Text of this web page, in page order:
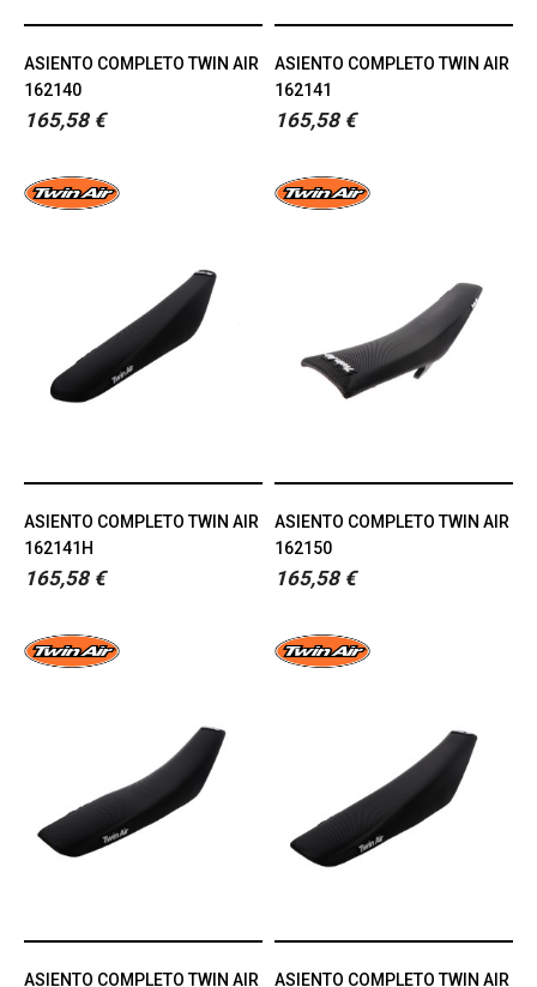
ASIENTO COMPLETO TWIN AIR
162140
165,58 €
ASIENTO COMPLETO TWIN AIR
162141
165,58 €
ASIENTO COMPLETO TWIN AIR
162141H
165,58 €
ASIENTO COMPLETO TWIN AIR
162150
165,58 €
ASIENTO COMPLETO TWIN AIR ASIENTO COMPLETO TWIN AIR